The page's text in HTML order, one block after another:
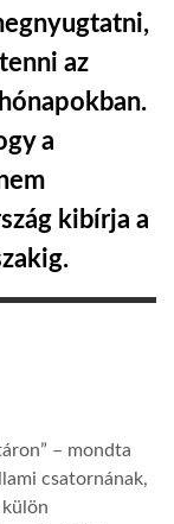
az
a
kibírja a
– mondta
csatornának,